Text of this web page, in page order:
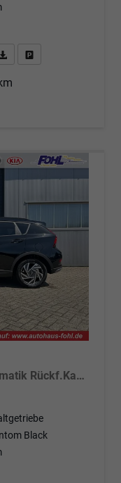
anfordern
Fahrzeugexpose (PDF)
Trend 1.0 T-GDI 90PS Klimaautomatik Rückf.Kamera Parksensoren Sitzheizung Lenkradheizung Bluetooth Touchscreen Tempomat Apple CarPlay + Android Auto 16"LM
Black